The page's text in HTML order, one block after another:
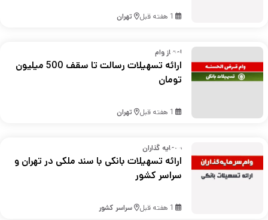
1 هفته قبل تهران
امتیاز وام
ارائه تسهیلات رسالت تا سقف 500 میلیون
تومان
1 هفته قبل تهران
سرمایه گذاران
ارائه تسهیلات بانکی با سند ملکی در تهران و
سراسر کشور
1 هفته قبل سراسر کشور